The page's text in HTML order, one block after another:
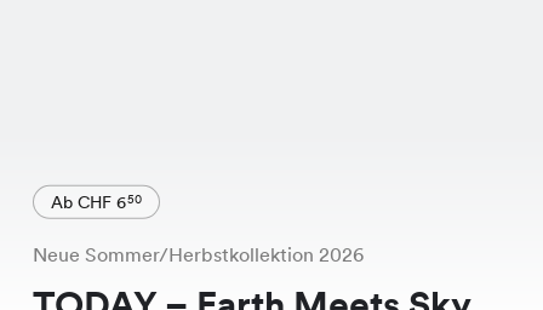
Ab CHF 650
Neue Sommer/Herbstkollektion 2026